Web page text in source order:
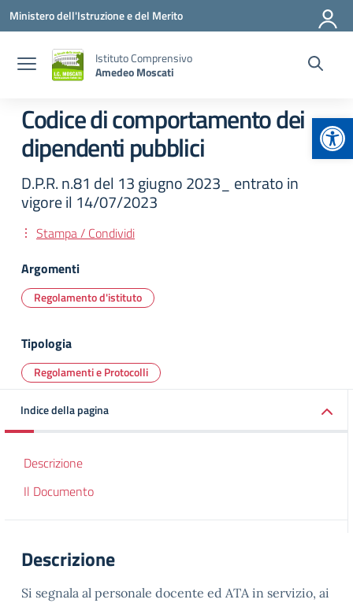
Vai ai contenuti
Vai al menu di navigazione
Vai al footer
Ministero dell'Istruzione e del Merito
Istituto Comprensivo
Amedeo Moscati
Codice di comportamento dei
dipendenti pubblici
D.P.R. n.81 del 13 giugno 2023_ entrato in
vigore il 14/07/2023
Stampa / Condividi
Argomenti
Regolamento d'istituto
Tipologia
Regolamenti e Protocolli
Indice della pagina
Descrizione
Il Documento
Descrizione
Si segnala al personale docente ed ATA in servizio, ai